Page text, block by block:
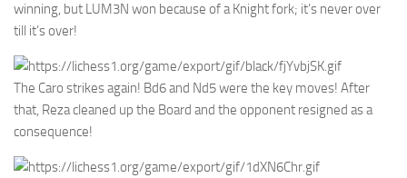
winning, but LUM3N won because of a Knight fork; it’s never over
till it’s over!
The Caro strikes again! Bd6 and Nd5 were the key moves! After
that, Reza cleaned up the Board and the opponent resigned as a
consequence!